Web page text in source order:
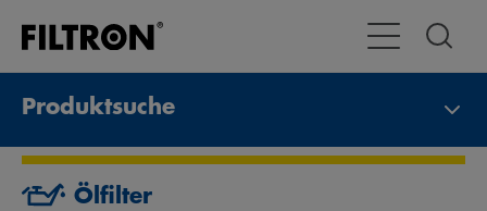
Toggle
Produktsuche
Ölfilter